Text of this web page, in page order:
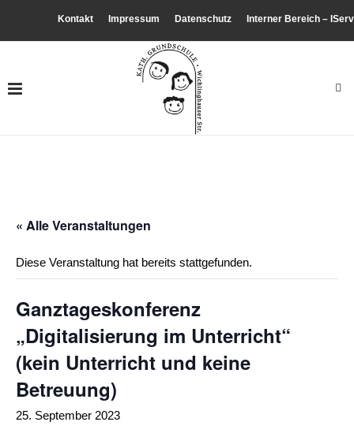
Kontakt Impressum Datenschutz Interner Bereich – IServ
« Alle Veranstaltungen
Diese Veranstaltung hat bereits stattgefunden.
Ganztageskonferenz
„Digitalisierung im Unterricht“
(kein Unterricht und keine
Betreuung)
25. September 2023